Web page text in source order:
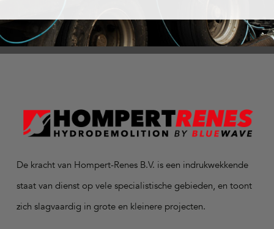
De kracht van Hompert-Renes B.V. is een indrukwekkende
staat van dienst op vele specialistische gebieden, en toont
zich slagvaardig in grote en kleinere projecten.